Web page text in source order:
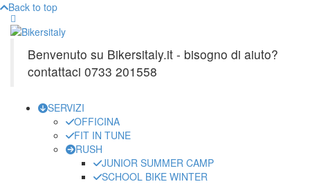
Back to top
Benvenuto su Bikersitaly.it - bisogno di aiuto?
contattaci 0733 201558
SERVIZI
OFFICINA
FIT IN TUNE
RUSH
JUNIOR SUMMER CAMP
SCHOOL BIKE WINTER